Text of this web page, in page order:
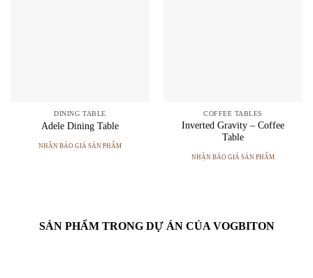
DINING TABLE
Adele Dining Table
NHẬN BÁO GIÁ SẢN PHẨM
COFFEE TABLES
Inverted Gravity – Coffee
Table
NHẬN BÁO GIÁ SẢN PHẨM
SẢN PHẨM TRONG DỰ ÁN CỦA VOGBITON